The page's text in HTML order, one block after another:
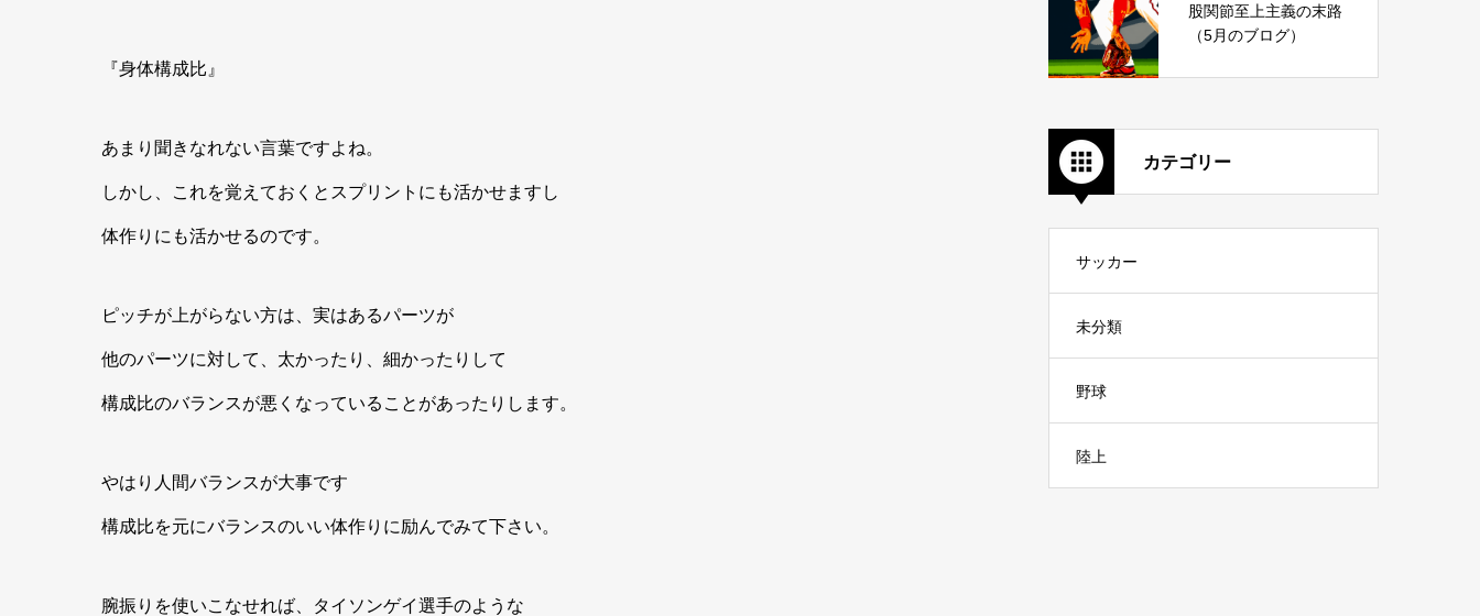
『身体構成比』
あまり聞きなれない言葉ですよね。
しかし、これを覚えておくとスプリントにも活かせますし
体作りにも活かせるのです。
ピッチが上がらない方は、実はあるパーツが
他のパーツに対して、太かったり、細かったりして
構成比のバランスが悪くなっていることがあったりします。
やはり人間バランスが大事です
構成比を元にバランスのいい体作りに励んでみて下さい。
腕振りを使いこなせれば、タイソンゲイ選手のような
股関節至上主義の末路
（5月のブログ）
カテゴリー
サッカー
未分類
野球
陸上